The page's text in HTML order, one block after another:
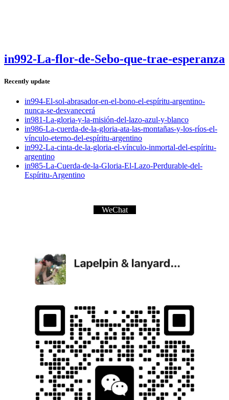
in992-La-flor-de-Sebo-que-trae-esperanza
Recently update
in994-El-sol-abrasador-en-el-bono-el-espíritu-argentino-
nunca-se-desvanecerá
in981-La-gloria-y-la-misión-del-lazo-azul-y-blanco
in986-La-cuerda-de-la-gloria-ata-las-montañas-y-los-ríos-el-
vínculo-eterno-del-espíritu-argentino
in992-La-cinta-de-la-gloria-el-vínculo-inmortal-del-espíritu-
argentino
in985-La-Cuerda-de-la-Gloria-El-Lazo-Perdurable-del-
Espíritu-Argentino
WeChat